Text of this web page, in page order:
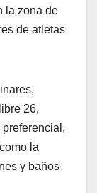
la zona de
de atletas
26,
la
y baños